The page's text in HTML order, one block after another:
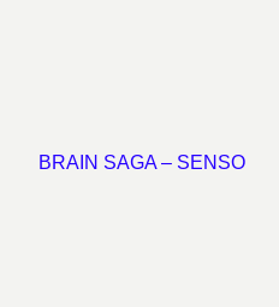
BRAIN SAGA – SENSO